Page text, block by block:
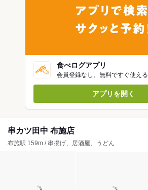
食べログアプリ
会員登録なし。無料ですぐ使える
アプリを開く
串カツ田中 布施店
布施駅 159m / 串揚げ、居酒屋、うどん